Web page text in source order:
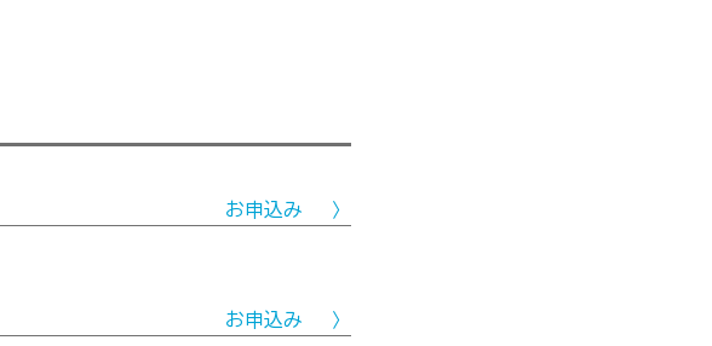
お申込み
お申込み